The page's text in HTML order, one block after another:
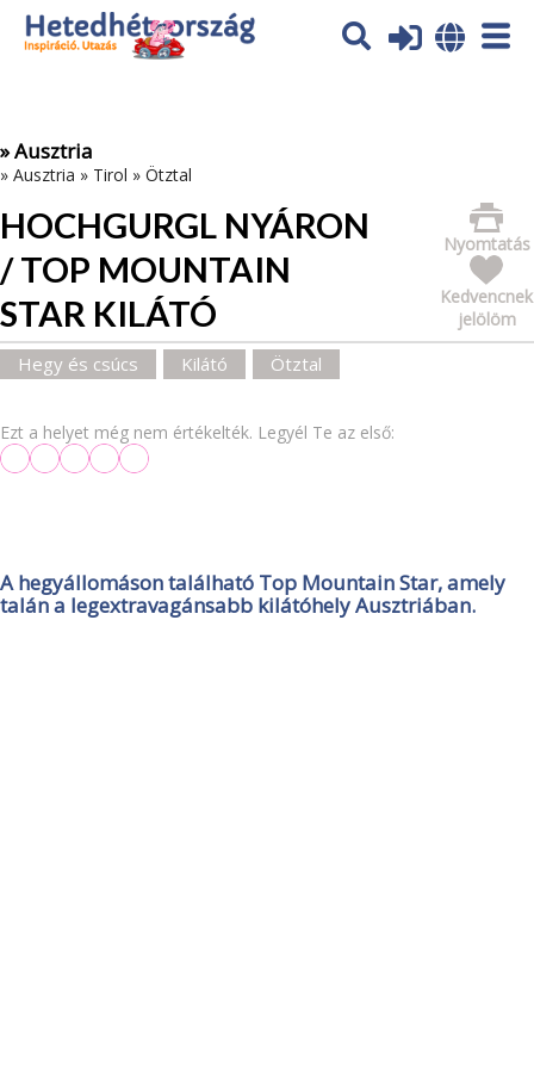
Az oldal sütiket (cookies) használ. További tájékoztatás itt:
Adatvédelmi tájékoztató
» Ausztria
» Ausztria » Tirol » Ötztal
HOCHGURGL NYÁRON
/ TOP MOUNTAIN
STAR KILÁTÓ
Nyomtatás
Kedvencnek
jelölöm
Hegy és csúcs Kilátó Ötztal
Ezt a helyet még nem értékelték. Legyél Te az első:
A hegyállomáson található Top Mountain Star, amely
talán a legextravagánsabb kilátóhely Ausztriában.